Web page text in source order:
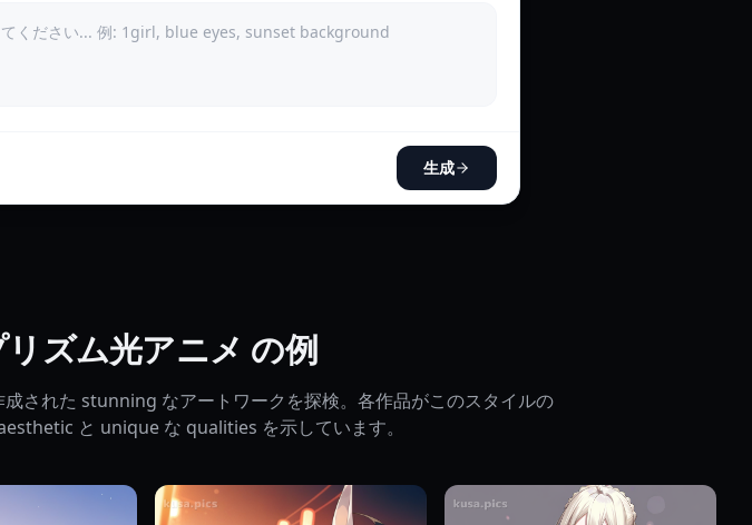
生成
リズム光アニメ の例
された stunning なアートワークを探検。各作品がこのスタイルの
と unique な qualities を示しています。